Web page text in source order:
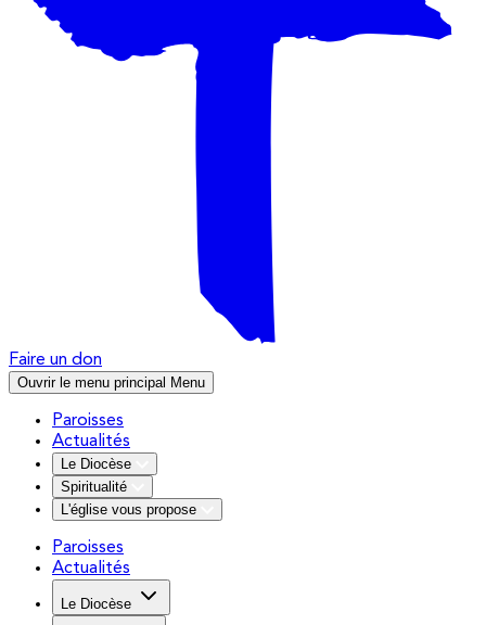
Faire un don
Ouvrir le menu principal Menu
Paroisses
Actualités
Le Diocèse
Spiritualité
L'église vous propose
Paroisses
Actualités
Le Diocèse